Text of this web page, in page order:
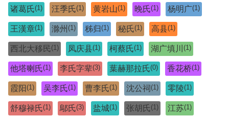
诸葛氏(1) 汪季氏(1) 黄岩山(1) 晚氏(1) 杨明广(1)
王漢章(1) 滁州 (1) 秭归(1) 秘氏(1) 高县(1)
西北大移民(1) 凤庆县(1) 柯蔡氏(1) 湖广填川 (1)
他塔喇氏(1) 李氏字辈(3) 葉赫那拉氏(0) 香花桥(1)
霞阳 (1) 吴李氏(1) 曹李氏(1) 沈公祠 (1) 零陵(1)
舒穆禄氏(1) 鄔氏(3) 盐城(1) 张胡氏 (1) 江苏(1)